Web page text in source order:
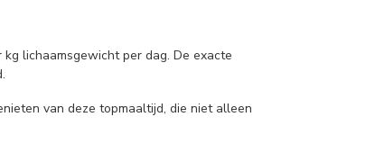
lichaamsgewicht per dag. De exacte
van deze topmaaltijd, die niet alleen